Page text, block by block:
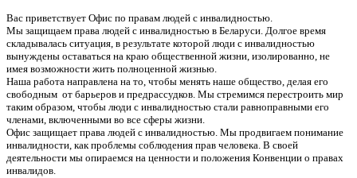
Вас приветствует Офис по правам людей с инвалидностью.
Мы защищаем права людей с инвалидностью в Беларуси. Долгое время
складывалась ситуация, в результате которой люди с инвалидностью
вынуждены оставаться на краю общественной жизни, изолированно, не
имея возможности жить полноценной жизнью.
Наша работа направлена на то, чтобы менять наше общество, делая его
свободным от барьеров и предрассудков. Мы стремимся перестроить мир
таким образом, чтобы люди с инвалидностью стали равноправными его
членами, включенными во все сферы жизни.
Офис защищает права людей с инвалидностью. Мы продвигаем понимание
инвалидности, как проблемы соблюдения прав человека. В своей
деятельности мы опираемся на ценности и положения Конвенции о правах
инвалидов.